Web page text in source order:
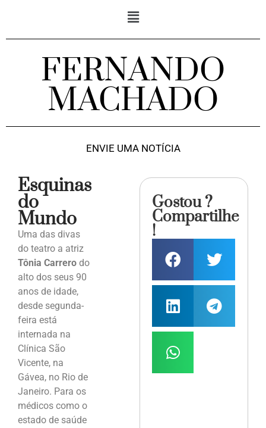
FERNANDO
MACHADO
ENVIE UMA NOTÍCIA
Esquinas
do
Mundo
Uma das divas
do teatro a atriz
Tônia Carrero do
alto dos seus 90
anos de idade,
desde segunda-
feira está
internada na
Clínica São
Vicente, na
Gávea, no Rio de
Janeiro. Para os
médicos como o
estado de saúde
Gostou ?
Compartilhe
!